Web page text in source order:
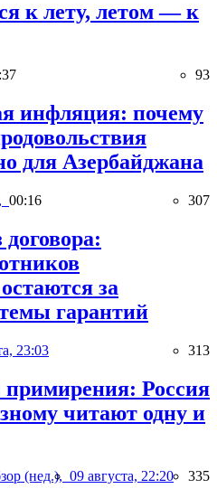
к лету, летом — к
93
инфляция: почему
для Азербайджана
00:16 307
за
гарантий
23:03 313
примирения: Россия
читают одну и
(нед.), 09 августа, 22:20 335